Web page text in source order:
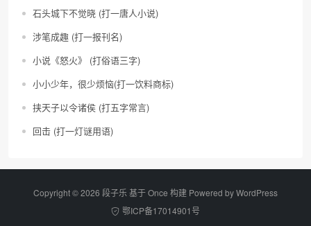
石头城下不觉晓 (打一唐人小说)
涉笔成趣 (打一报刊名)
小说《怒火》 (打俗语三字)
小小少年，很少烦恼(打一饮料商标)
挟天子以令诸侯 (打五字常言)
回击 (打一灯谜用语)
Copyright © 2026 段子乐 基于 Once 构建 Powered byWordPress
鄂ICP备17014901号